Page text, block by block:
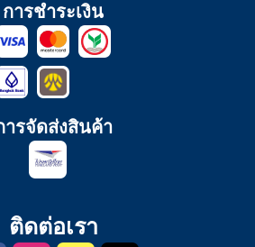
การชำระเงิน
ารจัดส่งสินค้า
ติดต่อเรา